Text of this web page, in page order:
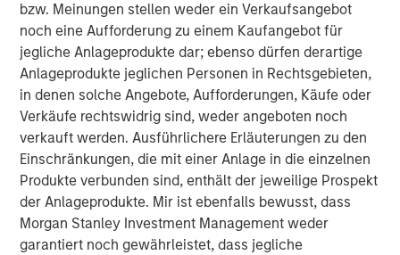
bzw. Meinungen stellen weder ein Verkaufsangebot
noch eine Aufforderung zu einem Kaufangebot für
jegliche Anlageprodukte dar; ebenso dürfen derartige
Anlageprodukte jeglichen Personen in Rechtsgebieten,
in denen solche Angebote, Aufforderungen, Käufe oder
Verkäufe rechtswidrig sind, weder angeboten noch
verkauft werden. Ausführlichere Erläuterungen zu den
Einschränkungen, die mit einer Anlage in die einzelnen
Produkte verbunden sind, enthält der jeweilige Prospekt
der Anlageprodukte. Mir ist ebenfalls bewusst, dass
Morgan Stanley Investment Management weder
garantiert noch gewährleistet, dass jegliche
Across economies, the central question shifts from
cuts fastest?”
“who can sustainably operate within the
constraints of higher real rates, fiscal limits imposed by
growing government indebtedness and geopolitical
uncertainty?”
This environment rewardsselective
duration, real-yield exposure, inflation hedges and
sovereign differentiation .
10-Year Real Yield vs 10-Year Moving
Average GDP Growth in Subsequent Decade